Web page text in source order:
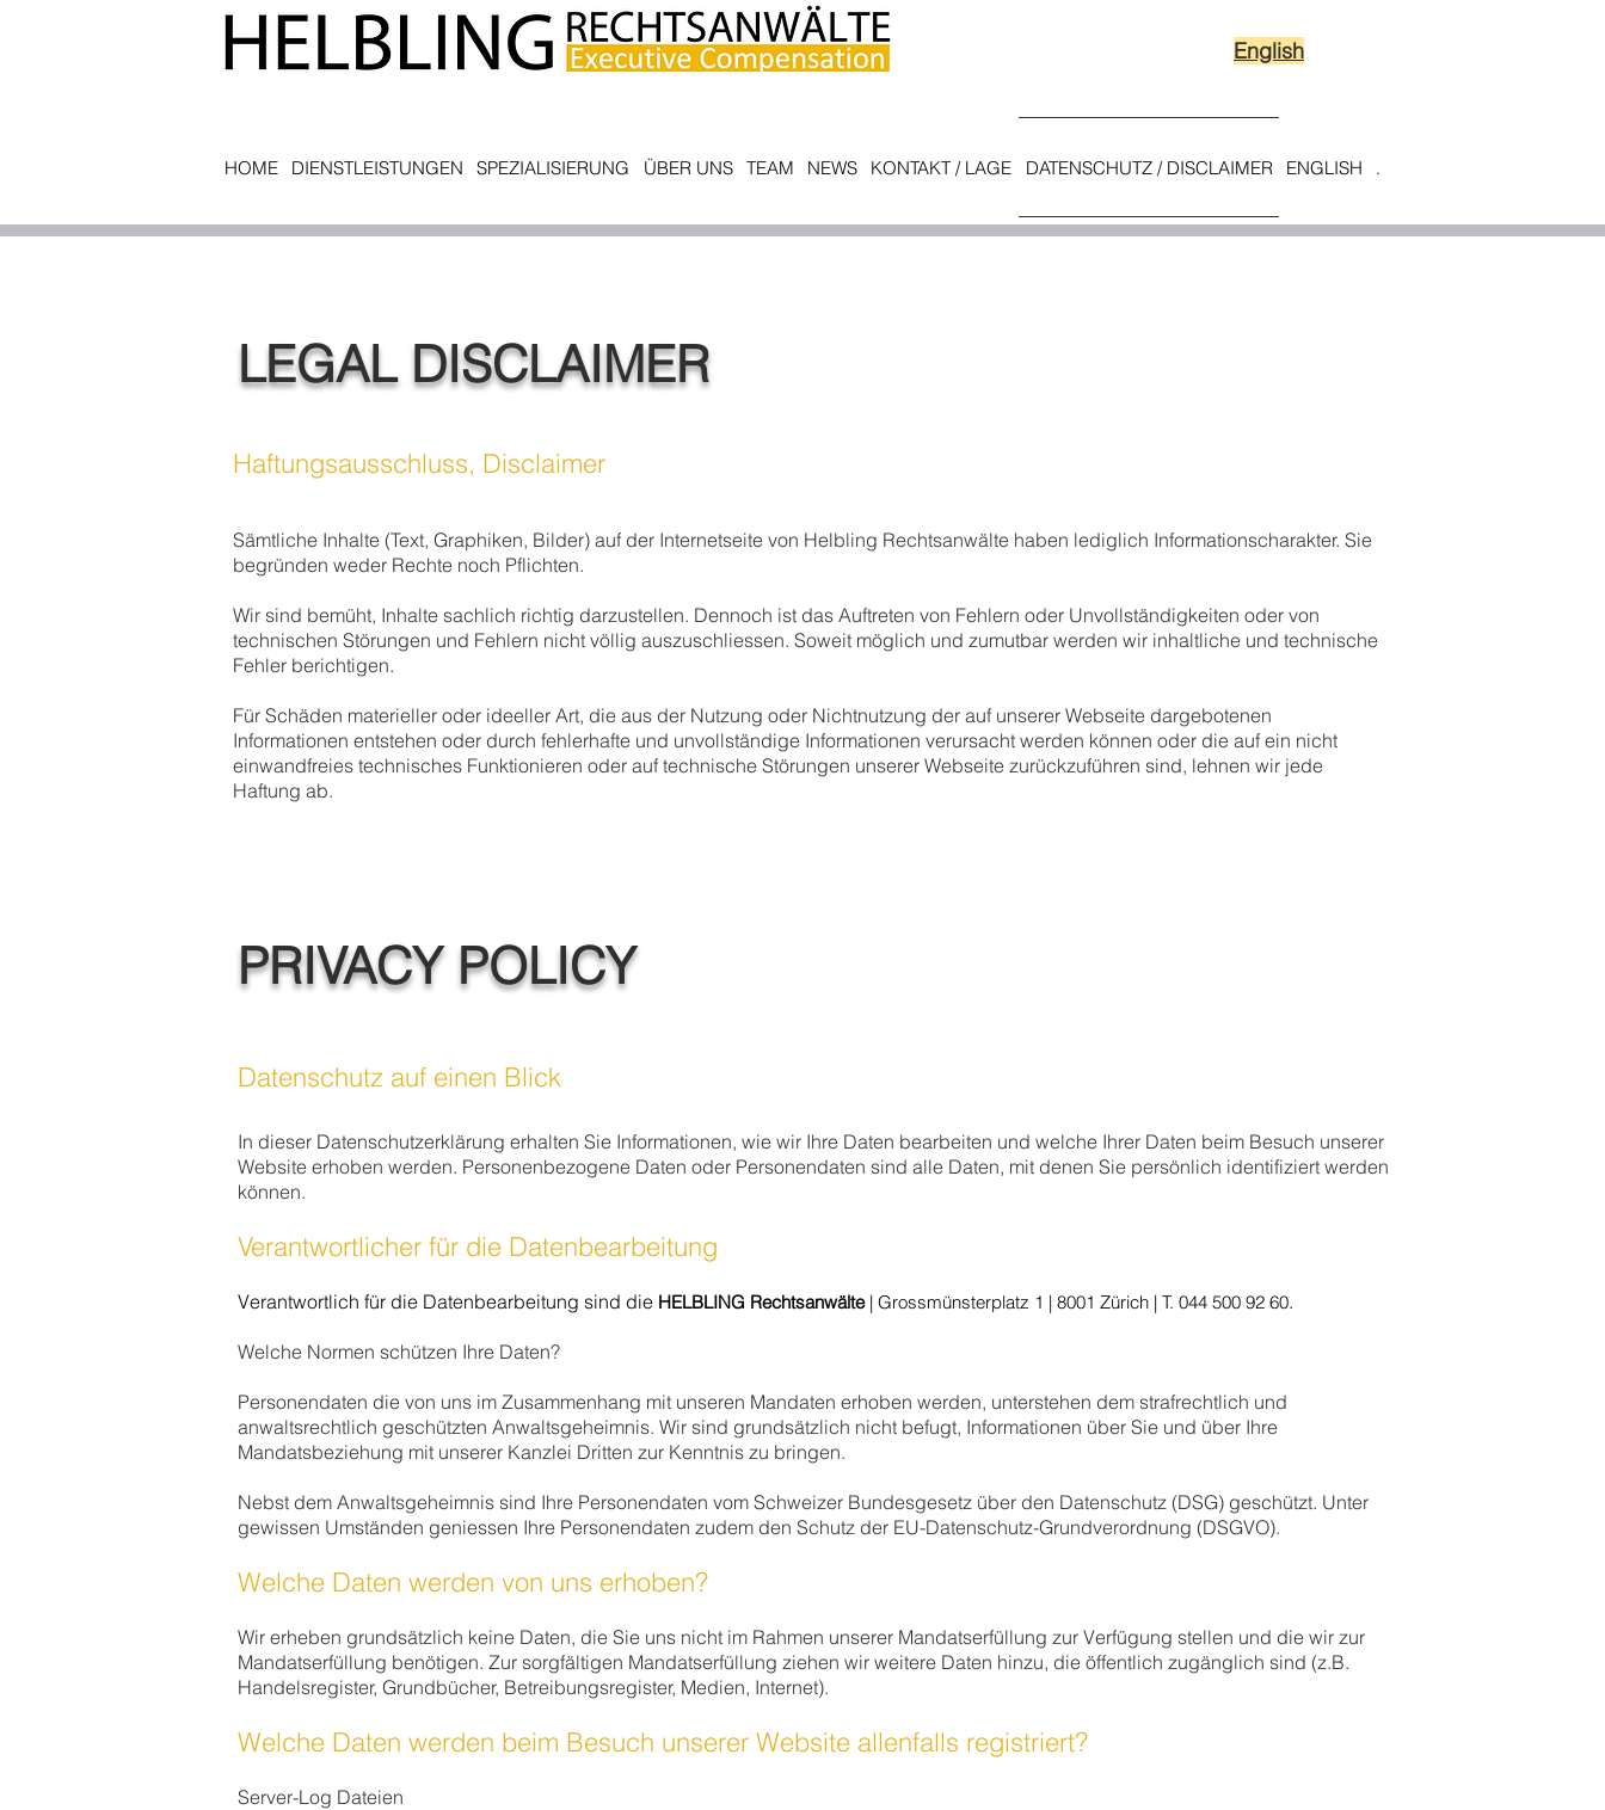
English
HOME DIENSTLEISTUNGEN SPEZIALISIERUNG ÜBER UNS TEAM NEWS KONTAKT / LAGE DATENSCHUTZ / DISCLAIMER ENGLISH .
LEGAL DISCLAIMER
Haftungsausschluss, Disclaimer
Sämtliche Inhalte (Text, Graphiken, Bilder) auf der Internetseite von Helbling Rechtsanwälte haben lediglich Informationscharakter. Sie
begründen weder Rechte noch Pflichten.
Wir sind bemüht, Inhalte sachlich richtig darzustellen. Dennoch ist das Auftreten von Fehlern oder Unvollständigkeiten oder von
technischen Störungen und Fehlern nicht völlig auszuschliessen. Soweit möglich und zumutbar werden wir inhaltliche und technische
Fehler berichtigen.
Für Schäden materieller oder ideeller Art, die aus der Nutzung oder Nichtnutzung der auf unserer Webseite dargebotenen
Informationen entstehen oder durch fehlerhafte und unvollständige Informationen verursacht werden können oder die auf ein nicht
einwandfreies technisches Funktionieren oder auf technische Störungen unserer Webseite zurückzuführen sind, lehnen wir jede
Haftung ab.
PRIVACY POLICY
Datenschutz auf einen Blick
In dieser Datenschutzerklärung erhalten Sie Informationen, wie wir Ihre Daten bearbeiten und welche Ihrer Daten beim Besuch unserer
Website erhoben werden. Personenbezogene Daten oder Personendaten sind alle Daten, mit denen Sie persönlich identifiziert werden
können.
Verantwortlicher für die Datenbearbeitung
Verantwortlich für die Datenbearbeitung sind die HELBLING Rechtsanwälte| Grossmünsterplatz 1 | 8001 Zürich | T. 044 500 92 60.
Welche Normen schützen Ihre Daten?
Personendaten die von uns im Zusammenhang mit unseren Mandaten erhoben werden, unterstehen dem strafrechtlich und
anwaltsrechtlich geschützten Anwaltsgeheimnis. Wir sind grundsätzlich nicht befugt, Informationen über Sie und über Ihre
Mandatsbeziehung mit unserer Kanzlei Dritten zur Kenntnis zu bringen.
Nebst dem Anwaltsgeheimnis sind Ihre Personendaten vom Schweizer Bundesgesetz über den Datenschutz (DSG) geschützt. Unter
gewissen Umständen geniessen Ihre Personendaten zudem den Schutz der EU-Datenschutz-Grundverordnung (DSGVO).
Welche Daten werden von uns erhoben?
Wir erheben grundsätzlich keine Daten, die Sie uns nicht im Rahmen unserer Mandatserfüllung zur Verfügung stellen und die wir zur
Mandatserfüllung benötigen. Zur sorgfältigen Mandatserfüllung ziehen wir weitere Daten hinzu, die öffentlich zugänglich sind (z.B.
Handelsregister, Grundbücher, Betreibungsregister, Medien, Internet).
Welche Daten werden beim Besuch unserer Website allenfalls registriert?
Server-Log Dateien